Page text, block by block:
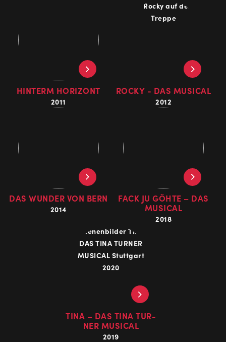
HIN­TERM HO­RI­ZONT
2011
ROCKY - DAS MUSICAL
2012
DAS WUN­DER VON BERN
2014
FACK JU GÖHTE – DAS
MU­SI­CAL
2018
TINA – DAS TINA TUR­
NER MU­SI­CAL
2019